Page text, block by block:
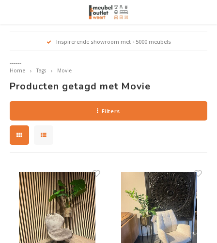
Hoofdmenu / woonmeubelen
Banken
Relaxstoelen
Dressoirs
Eetkamertafels
Fauteuils
Kasten
Inspirerende showroom met +5000 meubels
------
Home Tags Movie
Producten getagd met Movie
Filters